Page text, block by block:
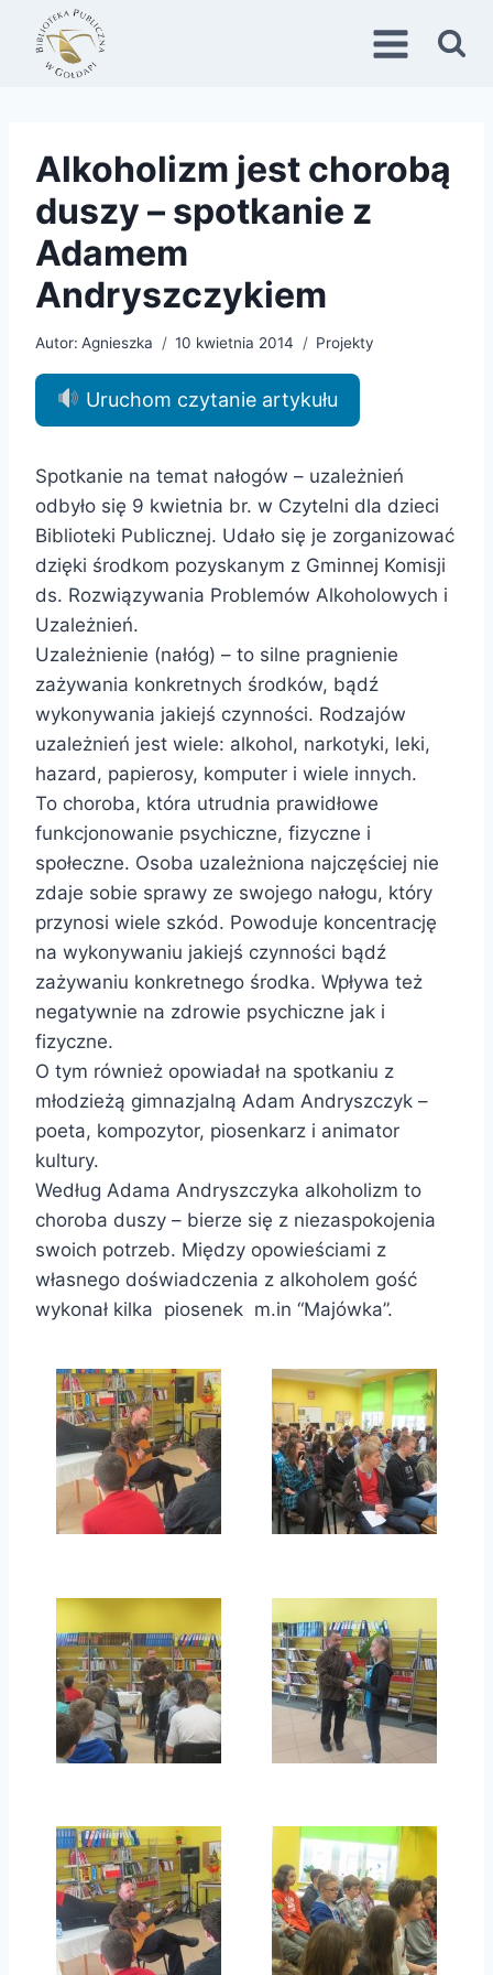
Przejdź
treści
Alkoholizm jest chorobą
duszy – spotkanie z
Adamem
Andryszczykiem
Autor: Agnieszka 10 kwietnia 2014 Projekty
Uruchom czytanie artykułu
Spotkanie na temat nałogów – uzależnień
odbyło się 9 kwietnia br. w Czytelni dla dzieci
Biblioteki Publicznej. Udało się je zorganizować
dzięki środkom pozyskanym z Gminnej Komisji
ds. Rozwiązywania Problemów Alkoholowych i
Uzależnień.
Uzależnienie (nałóg) – to silne pragnienie
zażywania konkretnych środków, bądź
wykonywania jakiejś czynności. Rodzajów
uzależnień jest wiele: alkohol, narkotyki, leki,
hazard, papierosy, komputer i wiele innych.
To choroba, która utrudnia prawidłowe
funkcjonowanie psychiczne, fizyczne i
społeczne. Osoba uzależniona najczęściej nie
zdaje sobie sprawy ze swojego nałogu, który
przynosi wiele szkód. Powoduje koncentrację
na wykonywaniu jakiejś czynności bądź
zażywaniu konkretnego środka. Wpływa też
negatywnie na zdrowie psychiczne jak i
fizyczne.
O tym również opowiadał na spotkaniu z
młodzieżą gimnazjalną Adam Andryszczyk –
poeta, kompozytor, piosenkarz i animator
kultury.
Według Adama Andryszczyka alkoholizm to
choroba duszy – bierze się z niezaspokojenia
swoich potrzeb. Między opowieściami z
własnego doświadczenia z alkoholem gość
wykonał kilka piosenek m.in “Majówka”.